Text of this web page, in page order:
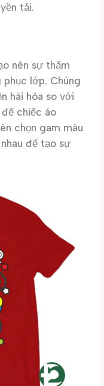
tải.
nên sự thẩm
lớp. Chúng
hài hòa so với
chiếc áo
chọn gam màu
để tạo sự